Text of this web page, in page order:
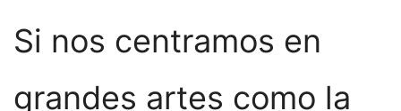
Si nos centramos en
grandes artes como la